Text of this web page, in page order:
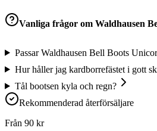
Vanliga frågor om Waldhausen
Passar Waldhausen Bell Boots
Hur håller jag kardborrefästet i gott
Tål bootsen kyla och regn?
Rekommenderad återförsäljare
Från 90 kr